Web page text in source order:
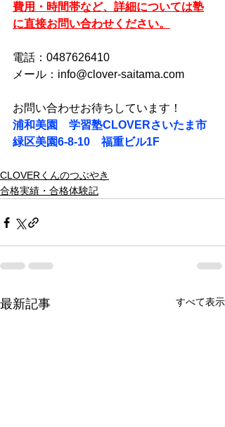
費用・時間帯など、詳細については塾
に直接お問い合わせください。
電話：0487626410
メール：info@clover-saitama.com
お問い合わせお待ちしています！
浦和美園　学習塾CLOVERさいたま市
緑区美園6-8-10　福重ビル1F
CLOVERくんのつぶやき
合格実績・合格体験記
最新記事 すべて表示